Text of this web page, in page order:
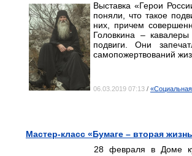
Выставка «Герои
поняли, что такое
них, причем
Головкина –
подвиги. Они
самопожертвований
06.03.2019 07:13 /
Мастер-класс «Бумаге – вторая
28 февраля в Доме